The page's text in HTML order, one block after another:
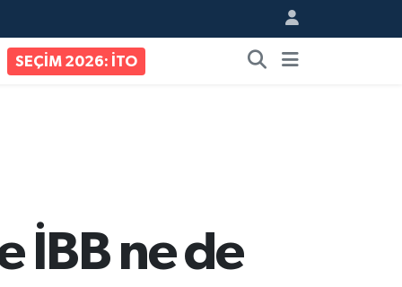
SEÇİM 2026: İTO
İBB ne de